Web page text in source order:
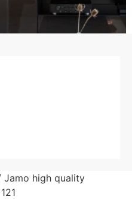
Jamo high quality